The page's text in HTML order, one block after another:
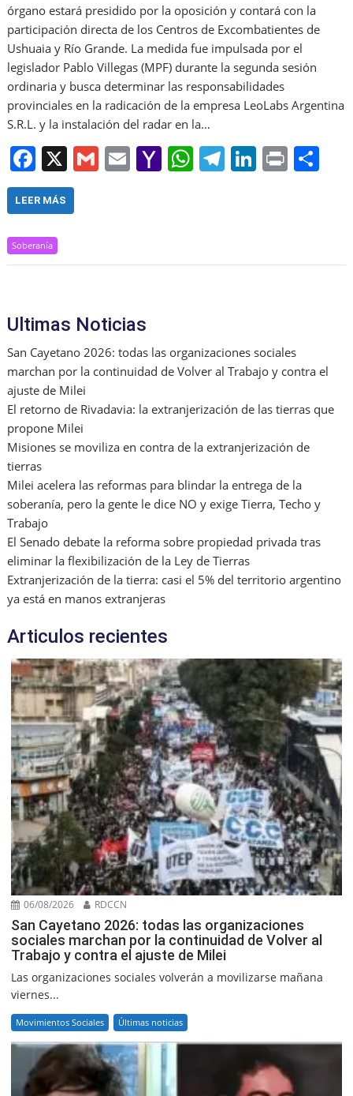
órgano estará presidido por la oposición y contará con la
participación directa de los Centros de Excombatientes de
Ushuaia y Río Grande. La medida fue impulsada por el
legislador Pablo Villegas (MPF) durante la segunda sesión
ordinaria y busca determinar las responsabilidades
provinciales en la radicación de la empresa LeoLabs Argentina
S.R.L. y la instalación del radar en la…
F
a
c
e
b
k
X G E Y
o
W
A
T
a
Li
dI
Pr
LEER MÁS
Soberanía
Ultimas Noticias
San Cayetano 2026: todas las organizaciones sociales
marchan por la continuidad de Volver al Trabajo y contra el
ajuste de Milei
El retorno de Rivadavia: la extranjerización de las tierras que
propone Milei
Misiones se moviliza en contra de la extranjerización de
tierras
Milei acelera las reformas para blindar la entrega de la
soberanía, pero la gente le dice NO y exige Tierra, Techo y
Trabajo
El Senado debate la reforma sobre propiedad privada tras
eliminar la flexibilización de la Ley de Tierras
Extranjerización de la tierra: casi el 5% del territorio argentino
ya está en manos extranjeras
Articulos recientes
06/08/2026 RDCCN
San Cayetano 2026: todas las organizaciones
sociales marchan por la continuidad de Volver al
Trabajo y contra el ajuste de Milei
Las organizaciones sociales volverán a movilizarse mañana
viernes...
Movimientos Sociales Últimas noticias